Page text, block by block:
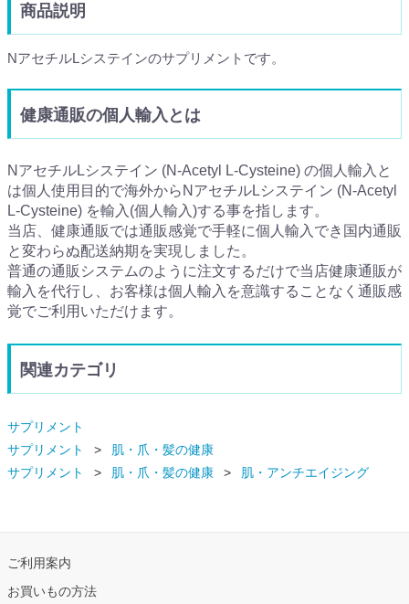
商品説明
NアセチルLシステインのサプリメントです。
健康通販の個人輸入とは
NアセチルLシステイン (N-Acetyl L-Cysteine) の個人輸入と
は個人使用目的で海外からNアセチルLシステイン (N-Acetyl
L-Cysteine) を輸入(個人輸入)する事を指します。
当店、健康通販では通販感覚で手軽に個人輸入でき国内通販
と変わらぬ配送納期を実現しました。
普通の通販システムのように注文するだけで当店健康通販が
輸入を代行し、お客様は個人輸入を意識することなく通販感
覚でご利用いただけます。
関連カテゴリ
サプリメント
サプリメント
肌・爪・髪の健康
サプリメント
肌・爪・髪の健康 肌・アンチエイジング
ご利用案内
お買いもの方法